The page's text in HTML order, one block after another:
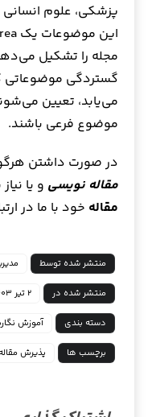
پزشکی، علوم
مجله را تشکیل
گستردگی موضوعاتی
می‌یابد، تعیین
موضوع فرعی باشند.
در صورت داشتن
مقاله نویسی و یا
مقاله خود با ما در
منتشر شده توسط
منتشر شده در ۲ تیر ۱۴۰۳
دسته بندی آموزش
برچسب ها پذیرش مقاله